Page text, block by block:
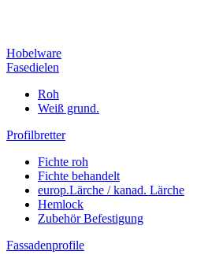
Hobelware
Fasedielen
Roh
Weiß grund.
Profilbretter
Fichte roh
Fichte behandelt
europ.Lärche / kanad. Lärche
Hemlock
Zubehör Befestigung
Fassadenprofile